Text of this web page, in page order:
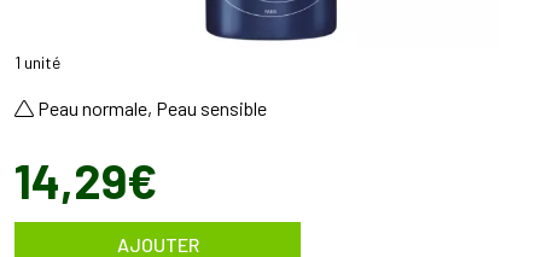
1 unité
Peau normale, Peau sensible
14,29€
AJOUTER